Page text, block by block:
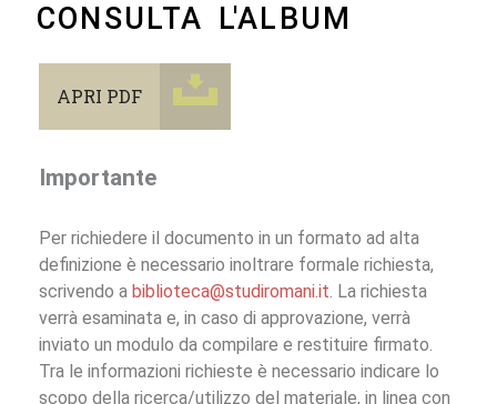
CONSULTA L'ALBUM
APRI PDF
Importante
Per richiedere il documento in un formato ad alta
definizione è necessario inoltrare formale richiesta,
scrivendo a biblioteca@studiromani.it. La richiesta
verrà esaminata e, in caso di approvazione, verrà
inviato un modulo da compilare e restituire firmato.
Tra le informazioni richieste è necessario indicare lo
scopo della ricerca/utilizzo del materiale, in linea con